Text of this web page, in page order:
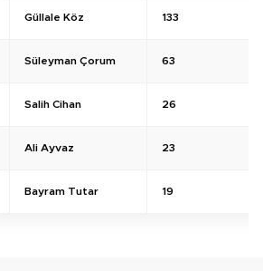
Güllale Köz 133
Süleyman Çorum 63
Salih Cihan 26
Ali Ayvaz 23
Bayram Tutar 19